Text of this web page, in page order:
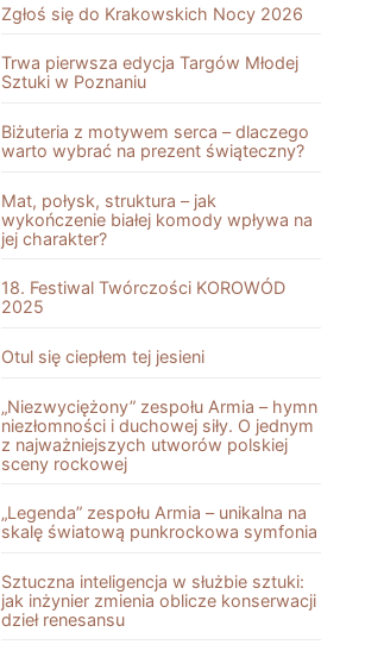
Zgłoś się do Krakowskich Nocy 2026
Trwa pierwsza edycja Targów Młodej
Sztuki w Poznaniu
Biżuteria z motywem serca – dlaczego
warto wybrać na prezent świąteczny?
Mat, połysk, struktura – jak
wykończenie białej komody wpływa na
jej charakter?
18. Festiwal Twórczości KOROWÓD
2025
Otul się ciepłem tej jesieni
„Niezwyciężony” zespołu Armia – hymn
niezłomności i duchowej siły. O jednym
z najważniejszych utworów polskiej
sceny rockowej
„Legenda” zespołu Armia – unikalna na
skalę światową punkrockowa symfonia
Sztuczna inteligencja w służbie sztuki:
jak inżynier zmienia oblicze konserwacji
dzieł renesansu